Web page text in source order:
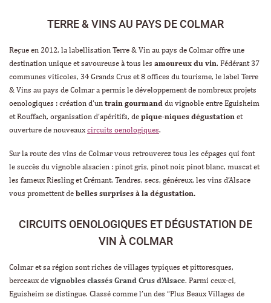
TERRE & VINS AU PAYS DE COLMAR
Reçue en 2012, la labellisation Terre & Vin au pays de Colmar offre une
destination unique et savoureuse à tous les amoureux du vin. Fédérant 37
communes viticoles, 34 Grands Crus et 8 offices du tourisme, le label Terre
& Vins au pays de Colmar a permis le développement de nombreux projets
oenologiques : création d’un train gourmand du vignoble entre Eguisheim
et Rouffach, organisation d’apéritifs, de pique-niques dégustation et
ouverture de nouveauxcircuits oenologiques.
Sur la route des vins de Colmar vous retrouverez tous les cépages qui font
le succès du vignoble alsacien : pinot gris, pinot noir, pinot blanc, muscat et
les fameux Riesling et Crémant. Tendres, secs, généreux, les vins d’Alsace
vous promettent de belles surprises à la dégustation.
CIRCUITS OENOLOGIQUES ET DÉGUSTATION DE
VIN À COLMAR
Colmar et sa région sont riches de villages typiques et pittoresques,
berceaux de vignobles classés Grand Crus d’Alsace. Parmi ceux-ci,
Eguisheim se distingue. Classé comme l’un des “Plus Beaux Villages de